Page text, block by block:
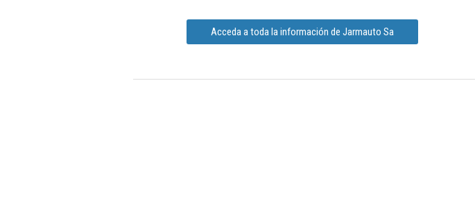
Acceda a toda la información de Jarmauto Sa